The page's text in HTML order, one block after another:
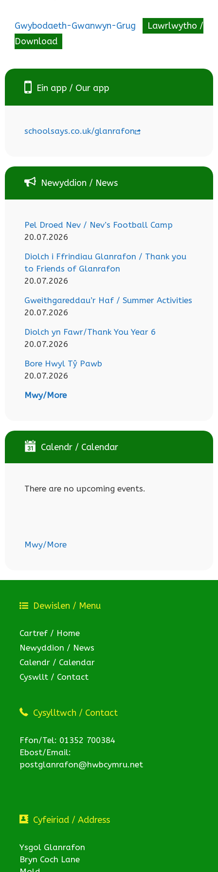
Gwybodaeth-Gwanwyn-Grug
Lawrlwytho /
Download
Ein app / Our app
schoolsays.co.uk/glanrafon
Newyddion / News
Pel Droed Nev / Nev’s Football Camp
20.07.2026
Diolch i Ffrindiau Glanrafon / Thank you
to Friends of Glanrafon
20.07.2026
Gweithgareddau’r Haf / Summer Activities
20.07.2026
Diolch yn Fawr/Thank You Year 6
20.07.2026
Bore Hwyl Tŷ Pawb
20.07.2026
Mwy/More
Calendr / Calendar
There are no upcoming events.
Mwy/More
Dewislen / Menu
Cartref / Home
Newyddion / News
Calendr / Calendar
Cyswllt / Contact
Cysylltwch / Contact
Ffon/Tel: 01352 700384
Ebost/Email:
postglanrafon@hwbcymru.net
Cyfeiriad / Address
Ysgol Glanrafon
Bryn Coch Lane